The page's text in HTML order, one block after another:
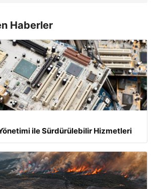
Haberler
ile Sürdürülebilir Hizmetleri